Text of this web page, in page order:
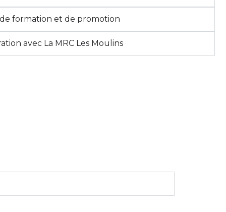
de formation et de promotion
avec La MRC Les Moulins